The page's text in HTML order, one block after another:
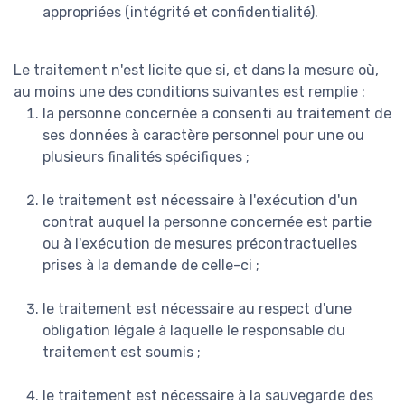
appropriées (intégrité et confidentialité).
Le traitement n'est licite que si, et dans la mesure où,
au moins une des conditions suivantes est remplie :
la personne concernée a consenti au traitement de
ses données à caractère personnel pour une ou
plusieurs finalités spécifiques ;
le traitement est nécessaire à l'exécution d'un
contrat auquel la personne concernée est partie
ou à l'exécution de mesures précontractuelles
prises à la demande de celle-ci ;
le traitement est nécessaire au respect d'une
obligation légale à laquelle le responsable du
traitement est soumis ;
le traitement est nécessaire à la sauvegarde des